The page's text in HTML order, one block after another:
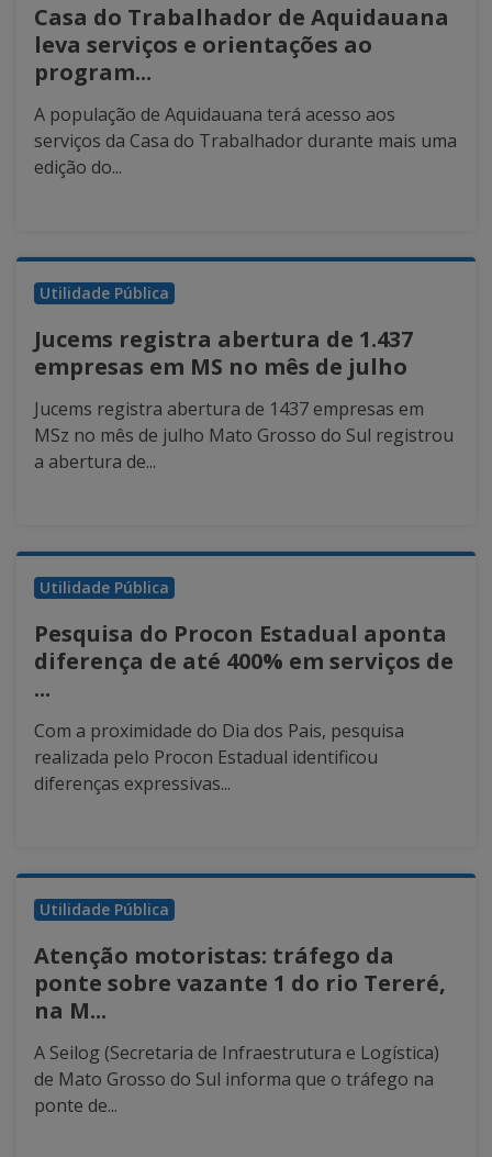
Casa do Trabalhador de Aquidauana
leva serviços e orientações ao
program...
A população de Aquidauana terá acesso aos
serviços da Casa do Trabalhador durante mais uma
edição do...
Utilidade Pública
Jucems registra abertura de 1.437
empresas em MS no mês de julho
Jucems registra abertura de 1437 empresas em
MSz no mês de julho Mato Grosso do Sul registrou
a abertura de...
Utilidade Pública
Pesquisa do Procon Estadual aponta
diferença de até 400% em serviços de
...
Com a proximidade do Dia dos Pais, pesquisa
realizada pelo Procon Estadual identificou
diferenças expressivas...
Utilidade Pública
Atenção motoristas: tráfego da
ponte sobre vazante 1 do rio Tereré,
na M...
A Seilog (Secretaria de Infraestrutura e Logística)
de Mato Grosso do Sul informa que o tráfego na
ponte de...